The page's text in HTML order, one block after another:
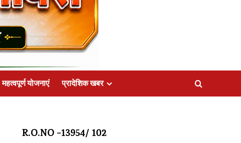
महत्वपूर्ण योजनाएं प्रादेशिक खबर
R.O.NO -13954/ 102